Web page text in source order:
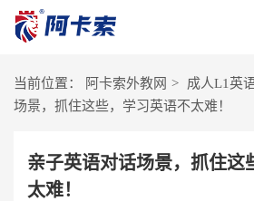
当前位置： 阿卡索外教网 > 成人L1英
场景，抓住这些，学习英语不太难！
亲子英语对话场景，抓住这
太难！